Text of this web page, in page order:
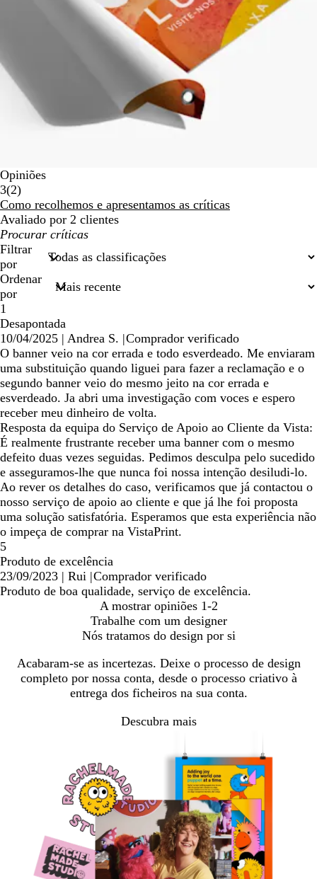
Opiniões
3(22
críticas
)
Como recolhemos e apresentamos as críticas
Avaliado por 2 clientes
As
minhas
entradas
de
pesquisa
Filtrar
por
Ordenar
por
1
Desapontada
10/04/2025 | Andrea S. |Comprador verificado
O banner veio na cor errada e todo esverdeado. Me enviaram
uma substituição quando liguei para fazer a reclamação e o
segundo banner veio do mesmo jeito na cor errada e
esverdeado. Ja abri uma investigação com voces e espero
receber meu dinheiro de volta.
Resposta da equipa do Serviço de Apoio ao Cliente da Vista:
É realmente frustrante receber uma banner com o mesmo
defeito duas vezes seguidas. Pedimos desculpa pelo sucedido
e asseguramos-lhe que nunca foi nossa intenção desiludi-lo.
Ao rever os detalhes do caso, verificamos que já contactou o
nosso serviço de apoio ao cliente e que já lhe foi proposta
uma solução satisfatória. Esperamos que esta experiência não
o impeça de comprar na VistaPrint.
5
Produto de excelência
23/09/2023 | Rui |Comprador verificado
Produto de boa qualidade, serviço de excelência.
A mostrar opiniões 1-2
Trabalhe com um designer
Nós tratamos do design por si
Acabaram-se as incertezas. Deixe o processo de design
completo por nossa conta, desde o processo criativo à
entrega dos ficheiros na sua conta.
Descubra mais